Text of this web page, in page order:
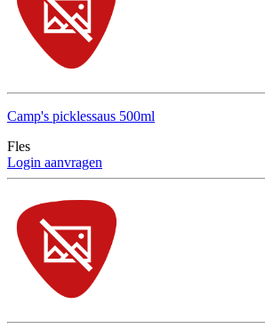
Camp's picklessaus 500ml
Fles
Login aanvragen